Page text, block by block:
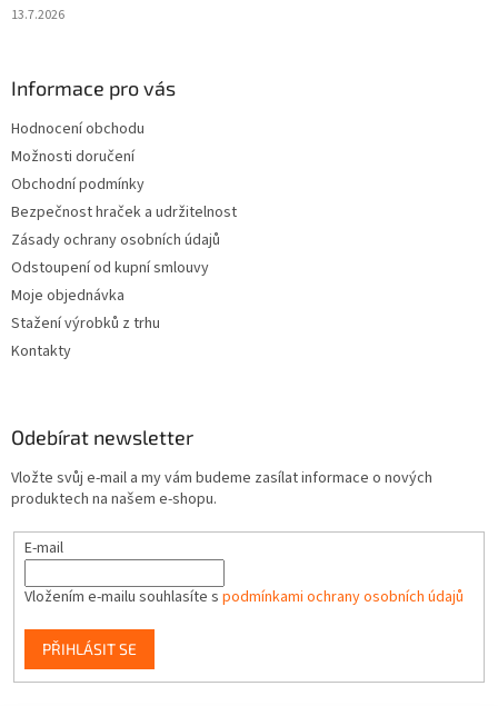
13.7.2026
Informace pro vás
Hodnocení obchodu
Možnosti doručení
Obchodní podmínky
Bezpečnost hraček a udržitelnost
Zásady ochrany osobních údajů
Odstoupení od kupní smlouvy
Moje objednávka
Stažení výrobků z trhu
Kontakty
Odebírat newsletter
Vložte svůj e-mail a my vám budeme zasílat informace o nových
produktech na našem e-shopu.
E-mail
Vložením e-mailu souhlasíte s podmínkami ochrany osobních údajů
PŘIHLÁSIT SE